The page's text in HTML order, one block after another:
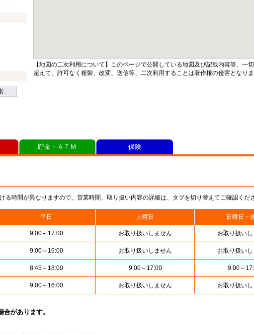
【地図の二次利用について】このページで公開している地図及び記載内容等、一
超えて、許可なく複製、改変、送信等、二次利用することは著作権の侵害となりま
時間が異なりますので、営業時間、取り扱い内容の詳細は、タブを切り替えてご確認くださ
平日 土曜日 日曜日・
9:00～17:00 お取り扱いしません お取り扱い
9:00～16:00 お取り扱いしません お取り扱い
8:45～18:00 9:00～17:00 9:00～
9:00～16:00 お取り扱いしません お取り扱い
があります。
貯金・ＡＴＭ 保険